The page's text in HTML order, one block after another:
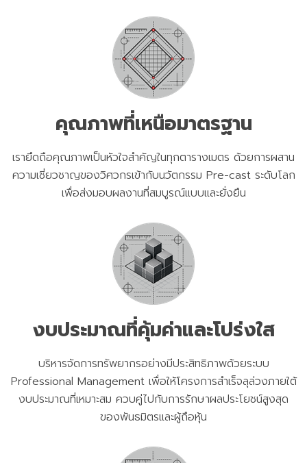
คุณภาพที่เหนือมาตรฐาน
เรายึดถือคุณภาพเป็นหัวใจสำคัญในทุกตารางเมตร ด้วยการผสาน
ความเชี่ยวชาญของวิศวกรเข้ากับนวัตกรรม Pre-cast ระดับโลก
เพื่อส่งมอบผลงานที่สมบูรณ์แบบและยั่งยืน
งบประมาณที่คุ้มค่าและโปร่งใส
บริหารจัดการทรัพยากรอย่างมีประสิทธิภาพด้วยระบบ
Professional Management เพื่อให้โครงการสำเร็จลุล่วงภายใต้
งบประมาณที่เหมาะสม ควบคู่ไปกับการรักษาผลประโยชน์สูงสุด
ของพันธมิตรและผู้ถือหุ้น